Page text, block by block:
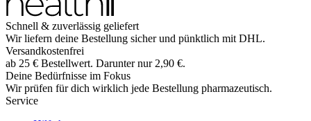
Schnell & zuverlässig geliefert
Wir liefern deine Bestellung sicher und pünktlich mit DHL.
Versandkostenfrei
ab 25 € Bestellwert. Darunter nur 2,90 €.
Deine Bedürfnisse im Fokus
Wir prüfen für dich wirklich jede Bestellung pharmazeutisch.
Service